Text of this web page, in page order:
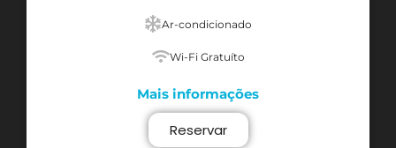
Ar-condicionado
Wi-Fi Gratuíto
Mais informações
Reservar